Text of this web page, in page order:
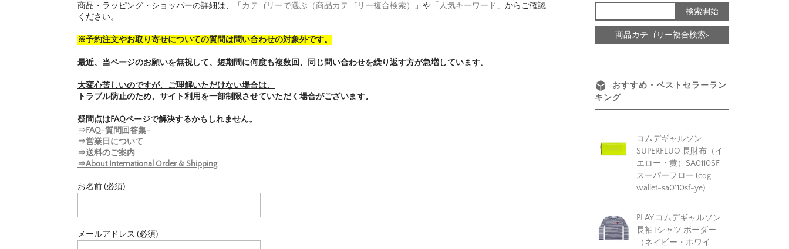
商品・ラッピング・ショッパーの詳細は、「 カテゴリーで選ぶ（商品カテゴリー複合検索） 」や「 人気キーワード 」からご確認
ください。
※予約注文やお取り寄せについての質問は問い合わせの対象外です。
最近、当ページのお願いを無視して、短期間に何度も複数回、同じ問い合わせを繰り返す方が急増しています。
大変心苦しいのですが、ご理解いただけない場合は、
トラブル防止のため、サイト利用を一部制限させていただく場合がございます。
疑問点はFAQページで解決するかもしれません。
⇒FAQ-質問回答集-
⇒営業日について
⇒送料のご案内
⇒About International Order & Shipping
お名前 (必須)
メールアドレス (必須)
商品カテゴリー複合検索>
おすすめ・ベストセラーラン
キング
コムデギャルソン
SUPERFLUO 長財布（イ
エロー・黄）SA0110SF
スーパーフロー (cdg-
wallet-sa0110sf-ye)
PLAY コムデギャルソン
長袖Tシャツ ボーダー
（ネイビー・ホワイ